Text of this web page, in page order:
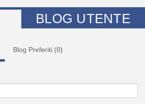
BLOG UTENTE
Blog Preferiti (0)